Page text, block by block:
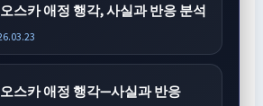
스카 애정 행각, 사실과 반응 분석
스카 애정 행각—사실과 반응